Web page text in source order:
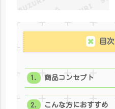
目次
商品コンセプト
こんな方におすすめ